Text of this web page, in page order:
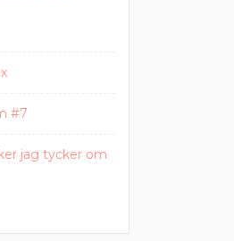
#7
jag tycker om